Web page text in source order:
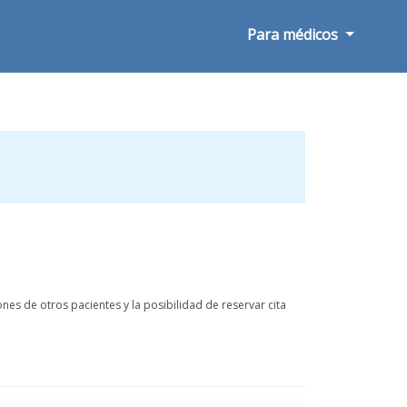
Para médicos
de otros pacientes y la posibilidad de reservar cita